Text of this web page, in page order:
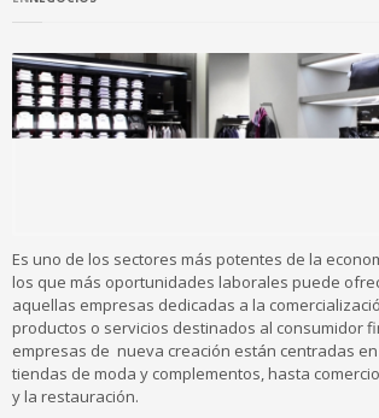
Es uno de los sectores más potentes de la
los que más oportunidades laborales puede
aquellas empresas dedicadas a la
productos o servicios destinados al consumidor
empresas de nueva creación están centradas
tiendas de moda y complementos, hasta
y la restauración.